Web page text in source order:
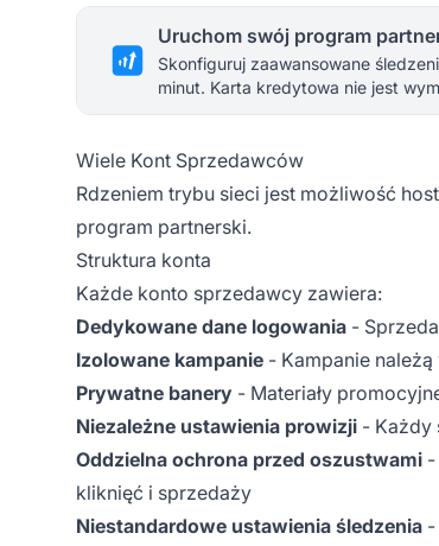
Skonfiguruj zaawansowane
minut. Karta kredytowa nie jest
Wiele Kont Sprzedawców
Rdzeniem trybu sieci jest możliwość
program partnerski.
Struktura konta
Każde konto sprzedawcy zawiera:
Dedykowane dane logowania -
Izolowane kampanie - Kampanie
Prywatne banery - Materiały
Niezależne ustawienia prowizji - Każdy
Oddzielna ochrona przed oszustwami -
kliknięć i sprzedaży
Niestandardowe ustawienia śledzenia -